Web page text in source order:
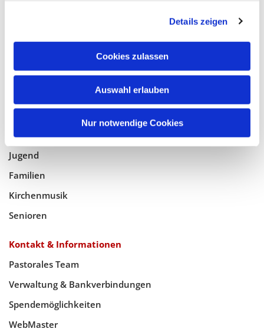
Details zeigen
Cookies zulassen
Auswahl erlauben
Nur notwendige Cookies
Gottesdienste
Taufe, Kommunion & Trauung
Pfarreileben
Jugend
Familien
Kirchenmusik
Senioren
Kontakt & Informationen
Pastorales Team
Verwaltung & Bankverbindungen
Spendemöglichkeiten
WebMaster